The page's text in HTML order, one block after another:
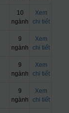
10
ngành
Xem
chi tiết
9
ngành
Xem
chi tiết
9
ngành
Xem
chi tiết
9
ngành
Xem
chi tiết